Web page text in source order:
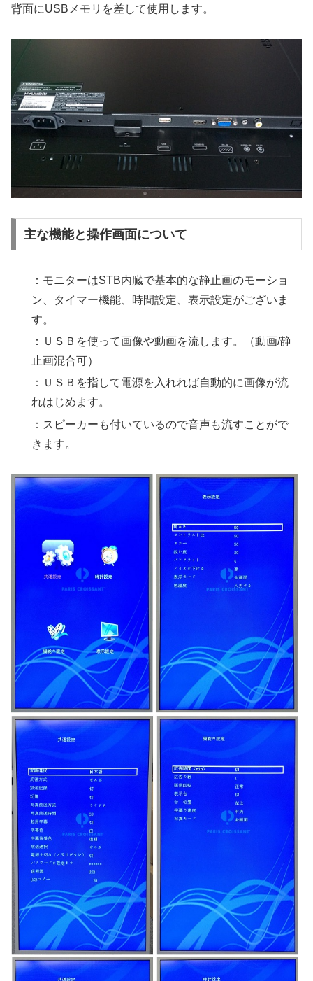
背面にUSBメモリを差して使用します。
主な機能と操作画面について
：モニターはSTB内臓で基本的な静止画のモーショ
ン、タイマー機能、時間設定、表示設定がございま
す。
：ＵＳＢを使って画像や動画を流します。（動画/静
止画混合可）
：ＵＳＢを指して電源を入れれば自動的に画像が流
れはじめます。
：スピーカーも付いているので音声も流すことがで
きます。